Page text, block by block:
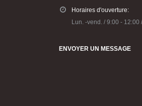
Horaires d'ouverture:
Lun. -vend. / 9:00 - 12:00
ENVOYER UN MESSAGE